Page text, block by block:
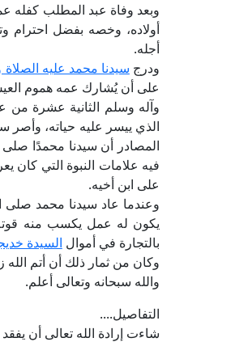
وبعد وفاة عبد المطلب كفله
أولاده، وخصه بفضل احترام
أجله.
ودرج سيدنا محمد عليه الصلاة
على أن يُشارك عمه هموم
وآله وسلم الثانية عشرة من
الذي ييسر عليه حياته،
المصادر أن سيدنا محمدًا صلى
فيه علامات النبوة التي كان
على ابن أخيه.
وعندما عاد سيدنا محمد صلى
يكون له عمل يكسب منه
بالتجارة في أموال السيدة
وكان من ثمار ذلك أن أتم
والله سبحانه وتعالى أعلم.
التفاصيل....
شاءت إرادة الله تعالى أن يفقد